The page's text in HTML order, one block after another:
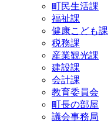
町民生活課
福祉課
健康こども課
税務課
産業観光課
建設課
会計課
教育委員会
町長の部屋
議会事務局